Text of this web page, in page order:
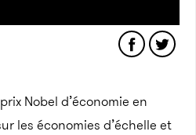
Nobel d’économie en
les économies d’échelle et